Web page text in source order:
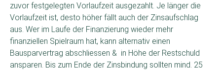
zuvor festgelegten Vorlaufzeit ausgezahlt. Je länger die
Vorlaufzeit ist, desto höher fällt auch der Zinsaufschlag
aus. Wer im Laufe der Finanzierung wieder mehr
finanziellen Spielraum hat, kann alternativ einen
Bausparvertrag abschliessen & in Höhe der Restschuld
ansparen. Bis zum Ende der Zinsbindung sollten mind. 25